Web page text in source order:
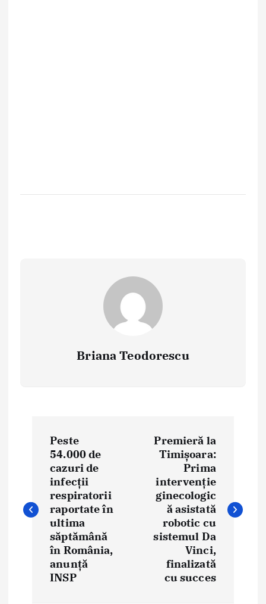
Briana Teodorescu
t
n
Peste
54.000 de
cazuri de
infecții
respiratorii
raportate în
ultima
săptămână
în România,
anunță
INSP
Premieră la
Timișoara:
Prima
intervenție
ginecologic
ă asistată
robotic cu
sistemul Da
Vinci,
finalizată
cu succes